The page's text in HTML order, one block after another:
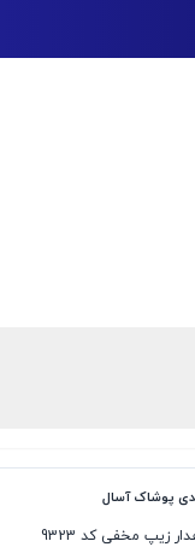
پوشاک آسال
زیپ مخفی کد 9323